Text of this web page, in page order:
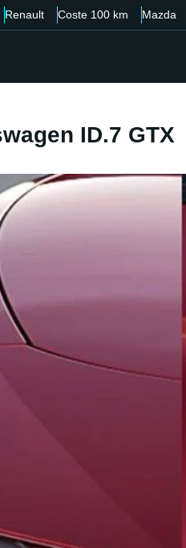
Renault Coste 100 km Mazda
ID.7 GTX